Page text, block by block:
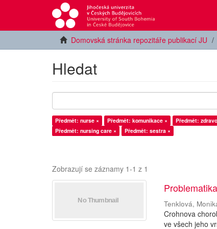
Domovská stránka repozitáře publikací JU
Hledat
Předmět: nurse × Předmět: komunikace × Předmět:
Předmět: nursing care ×
Předmět: sestra ×
Zobrazují se záznamy 1-1 z 1
Tenklová,
Crohnova
ve všech jeho